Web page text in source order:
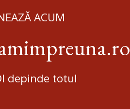
ACUM
depinde totul